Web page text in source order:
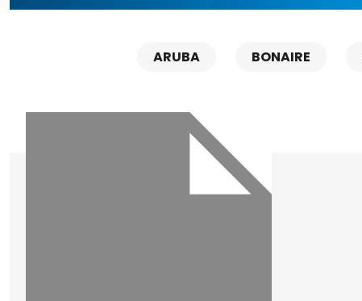
ARUBA BONAIRE